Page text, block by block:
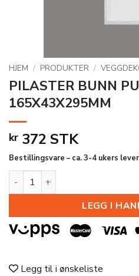
HJEM / PRODUKTER /
PILASTER BUNN
165X43X295MM
kr 372 STK
Bestillingsvare – ca. 3-4 ukers
PILASTER BUNN PU D3509
LEGG I
Legg til i ønskeliste